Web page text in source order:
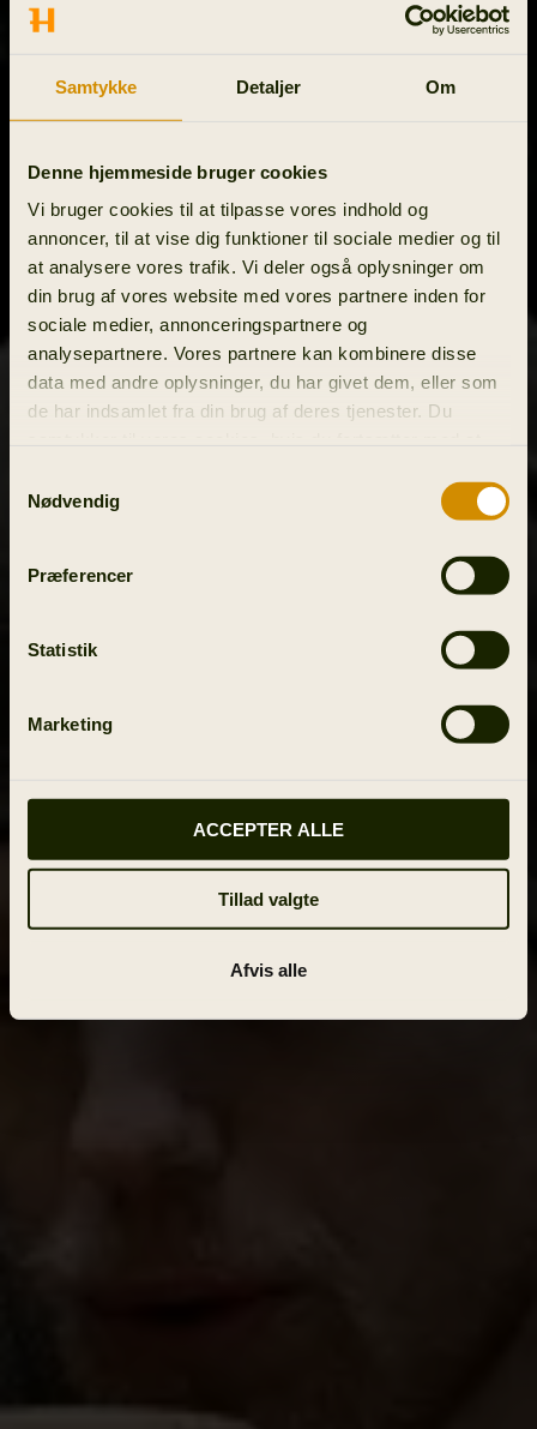
Samtykke Detaljer Om
Denne hjemmeside bruger cookies
Vi bruger cookies til at tilpasse vores indhold og
annoncer, til at vise dig funktioner til sociale medier og til
at analysere vores trafik. Vi deler også oplysninger om
din brug af vores website med vores partnere inden for
sociale medier, annonceringspartnere og
analysepartnere. Vores partnere kan kombinere disse
data med andre oplysninger, du har givet dem, eller som
de har indsamlet fra din brug af deres tjenester. Du
Nødvendig
Præferencer
Statistik
Marketing
ACCEPTER ALLE
Tillad valgte
Afvis alle